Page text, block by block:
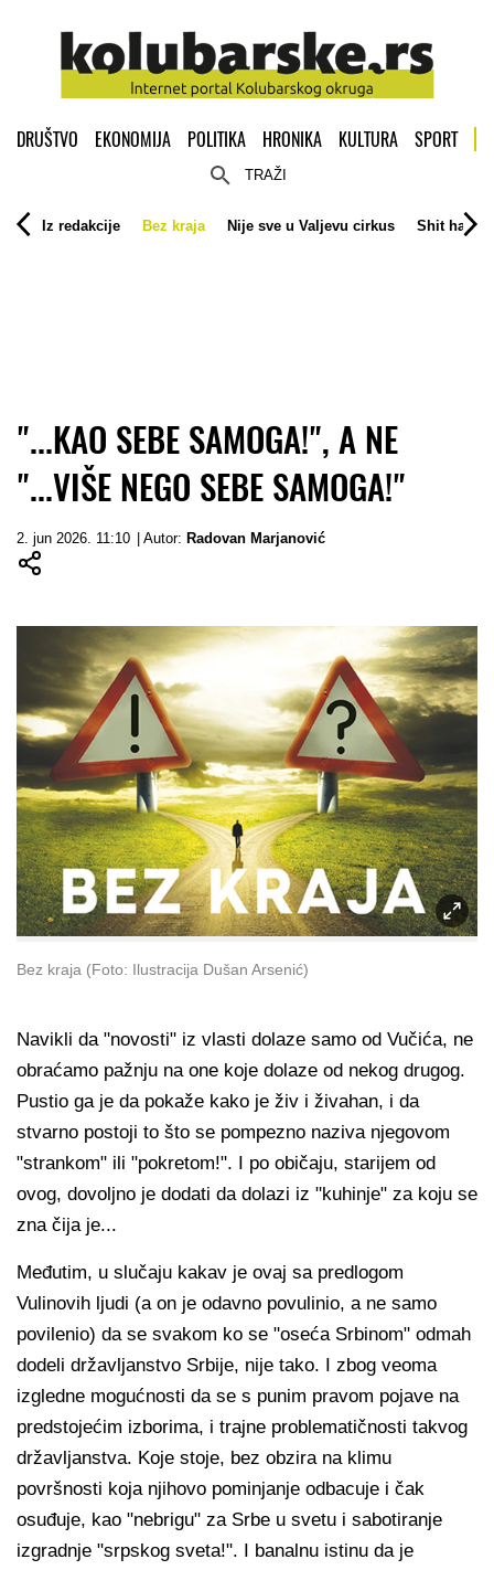
DRUŠTVO EKONOMIJA POLITIKA HRONIKA KULTURA SPORT
TRAŽI
Iz redakcije Bez kraja Nije sve u Valjevu cirkus Shit
"...KAO SEBE SAMOGA!", A NE
"...VIŠE NEGO SEBE SAMOGA!"
2. jun 2026. 11:10 | Autor: Radovan Marjanović
Bez kraja (Foto: Ilustracija Dušan Arsenić)
Navikli da "novosti" iz vlasti dolaze samo od Vučića, ne
obraćamo pažnju na one koje dolaze od nekog drugog.
Pustio ga je da pokaže kako je živ i živahan, i da
stvarno postoji to što se pompezno naziva njegovom
"strankom" ili "pokretom!". I po običaju, starijem od
ovog, dovoljno je dodati da dolazi iz "kuhinje" za koju se
zna čija je...
Međutim, u slučaju kakav je ovaj sa predlogom
Vulinovih ljudi (a on je odavno povulinio, a ne samo
povilenio) da se svakom ko se "oseća Srbinom" odmah
dodeli državljanstvo Srbije, nije tako. I zbog veoma
izgledne mogućnosti da se s punim pravom pojave na
predstojećim izborima, i trajne problematičnosti takvog
državljanstva. Koje stoje, bez obzira na klimu
površnosti koja njihovo pominjanje odbacuje i čak
osuđuje, kao "nebrigu" za Srbe u svetu i sabotiranje
izgradnje "srpskog sveta!". I banalnu istinu da je